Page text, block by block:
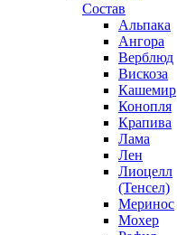
Состав
Альпака
Ангора
Верблюд
Вискоза
Кашемир
Конопля
Крапива
Лама
Лен
Лиоцелл
(Тенсел)
Меринос
Мохер